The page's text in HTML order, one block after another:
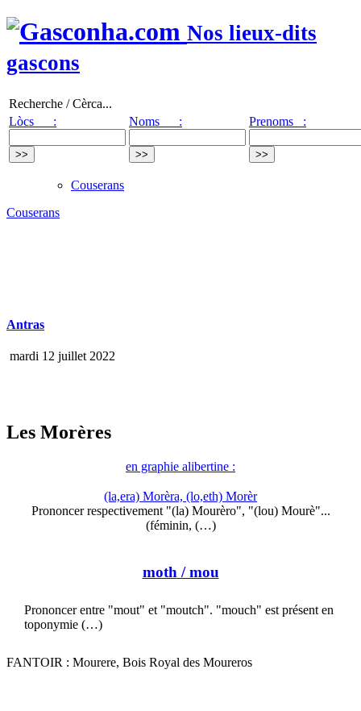
Nos lieux-dits
gascons
Recherche / Cèrca...
Lòcs :
Noms : Prenoms :
Couserans
Couserans
Antras
mardi 12 juillet 2022
Les Morères
en graphie alibertine :
(la,era) Morèra, (lo,eth) Morèr
Prononcer respectivement "(la) Mourèro", "(lou) Mourè"...
(féminin, (…)
moth / mou
Prononcer entre "mout" et "moutch". "mouch" est présent en
toponymie (…)
FANTOIR : Mourere, Bois Royal des Moureros